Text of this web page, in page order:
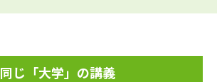
同じ「大学」の講義